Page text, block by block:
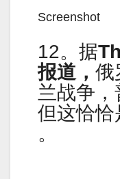
Screenshot
12。据
报道， 俄
兰战争，
但这恰恰
。